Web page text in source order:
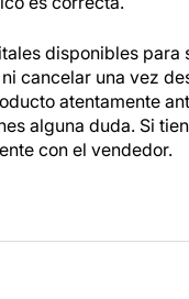
disponibles para
cancelar una vez
atentamente
alguna duda. Si
con el vendedor.